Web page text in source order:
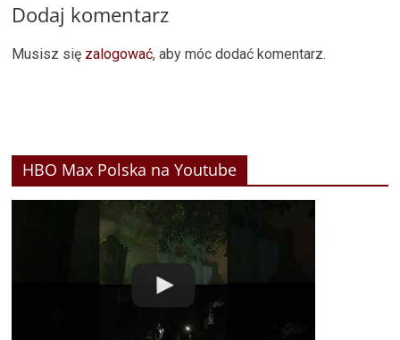
Dodaj komentarz
Musisz się zalogować, aby móc dodać komentarz.
HBO Max Polska na Youtube